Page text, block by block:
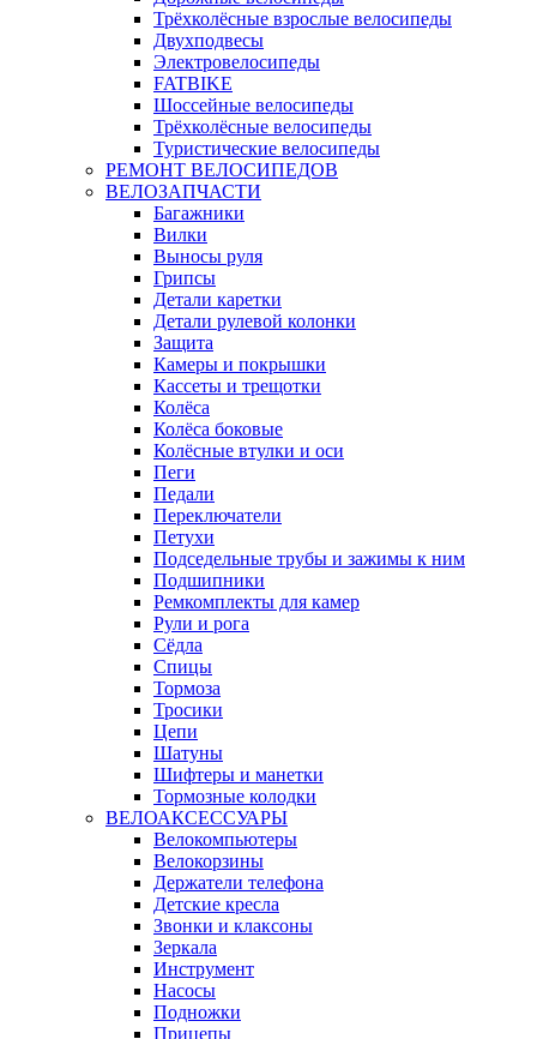
Трёхколёсные взрослые велосипеды
Двухподвесы
Электровелосипеды
FATBIKE
Шоссейные велосипеды
Трёхколёсные велосипеды
Туристические велосипеды
РЕМОНТ ВЕЛОСИПЕДОВ
ВЕЛОЗАПЧАСТИ
Багажники
Вилки
Выносы руля
Грипсы
Детали каретки
Детали рулевой колонки
Защита
Камеры и покрышки
Кассеты и трещотки
Колёса
Колёса боковые
Колёсные втулки и оси
Пеги
Педали
Переключатели
Петухи
Подседельные трубы и зажимы к ним
Подшипники
Ремкомплекты для камер
Рули и рога
Сёдла
Спицы
Тормоза
Тросики
Цепи
Шатуны
Шифтеры и манетки
Тормозные колодки
ВЕЛОАКСЕССУАРЫ
Велокомпьютеры
Велокорзины
Держатели телефона
Детские кресла
Звонки и клаксоны
Зеркала
Инструмент
Насосы
Подножки
Прицепы